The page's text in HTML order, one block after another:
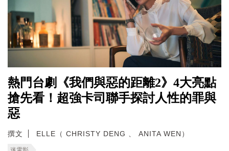
熱門台劇《我們與惡的距離2》4大亮點
搶先看！超強卡司聯手探討人性的罪與
惡
撰文 ELLE（ CHRISTY DENG 、 ANITA WEN）